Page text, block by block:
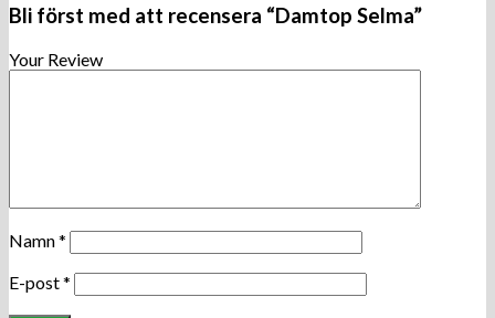
Bli först med att recensera “Damtop Selma”
Your Review
Namn*
E-post*